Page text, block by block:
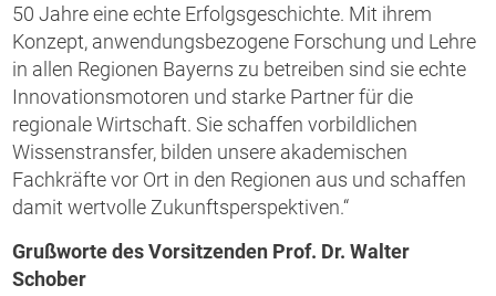
50 Jahre eine echte Erfolgsgeschichte. Mit ihrem
Konzept, anwendungsbezogene Forschung und Lehre
in allen Regionen Bayerns zu betreiben sind sie echte
Innovationsmotoren und starke Partner für die
regionale Wirtschaft. Sie schaffen vorbildlichen
Wissenstransfer, bilden unsere akademischen
Fachkräfte vor Ort in den Regionen aus und schaffen
damit wertvolle Zukunftsperspektiven.“
Grußworte des Vorsitzenden Prof. Dr. Walter
Schober